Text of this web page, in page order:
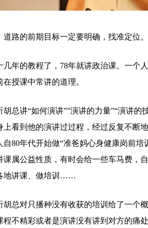
道路的前期目标一定要明确，找准定位。
几年的教程了，78年就讲政治课。一个
授课中常讲的道理。
胡总讲“如何演讲””演讲的力量”“演讲
上看到他的演讲过过程，经过反复不断
80年代开始做“准爸妈心身健康岗前
课属公益性质，有时会给一些车马费，
地讲课、做培训……
胡总对只播种没有收获的培训给了一个
程不精彩或者是演讲没有讲到对方的痛